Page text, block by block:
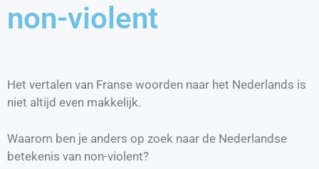
non-violent
Het vertalen van Franse woorden naar het Nederlands is
niet altijd even makkelijk.
Waarom ben je anders op zoek naar de Nederlandse
betekenis van non-violent?